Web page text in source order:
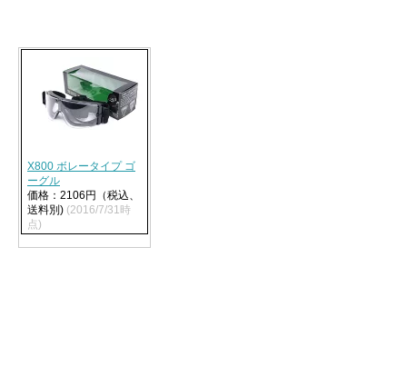
X800 ボレータイプ ゴ
ーグル
価格：2106円（税込、
送料別) (2016/7/31時
点)